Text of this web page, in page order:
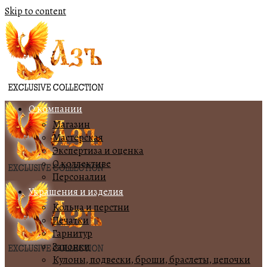
Skip to content
О компании
Магазин
Мастерская
Экспертиза и оценка
О коллективе
Персоналии
Украшения и изделия
Кольца и перстни
Печатки
Гарнитур
Запонки
Кулоны, подвески, броши, браслеты, цепочки